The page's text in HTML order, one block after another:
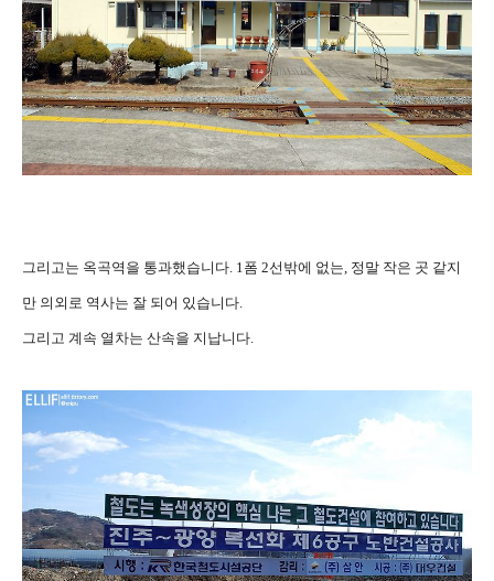
그리고는 옥곡역을 통과했습니다. 1폼 2선밖에 없는, 정말 작은 곳 같지
만 의외로 역사는 잘 되어 있습니다.
그리고 계속 열차는 산속을 지납니다.